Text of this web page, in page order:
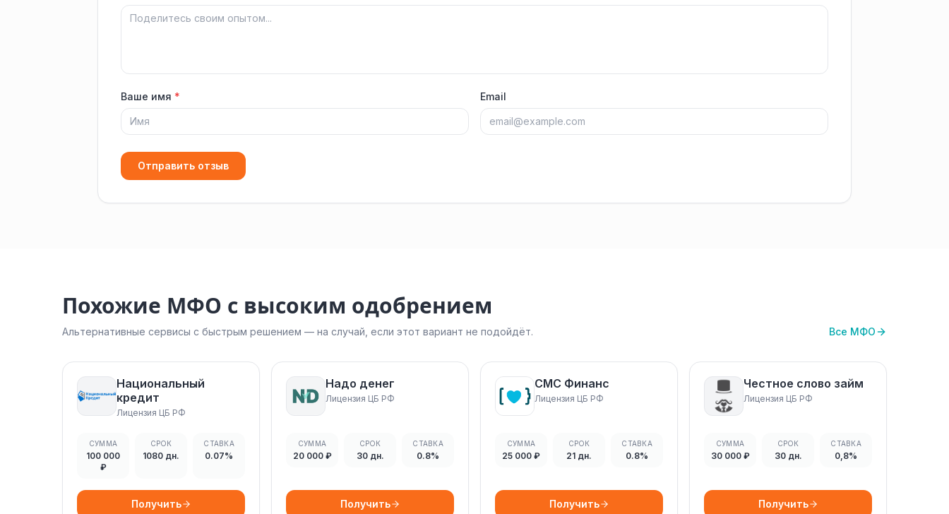
Ваше имя * Email
Отправить отзыв
Похожие МФО с высоким одобрением
Альтернативные сервисы с быстрым решением — на случай, если этот вариант не подойдёт. Все МФО
Национальный
кредит
Лицензия ЦБ РФ
СУММА
100 000
₽
СРОК
1080 дн.
СТАВКА
0.07%
Получить
Надо денег
Лицензия ЦБ РФ
СУММА
20 000 ₽
СРОК
30 дн.
СТАВКА
0.8%
Получить
СМС Финанс
Лицензия ЦБ РФ
СУММА
25 000 ₽
СРОК
21 дн.
СТАВКА
0.8%
Получить
Честное слово займ
Лицензия ЦБ РФ
СУММА
30 000 ₽
СРОК
30 дн.
СТАВКА
0,8%
Получить